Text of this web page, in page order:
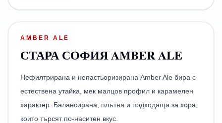
AMBER ALE
СТАРА СОФИЯ AMBER ALE
Нефилтрирана и непастьоризирана Amber Ale бира с
естествена утайка, мек малцов профил и карамелен
характер. Балансирана, плътна и подходяща за хора,
които търсят по-наситен вкус.